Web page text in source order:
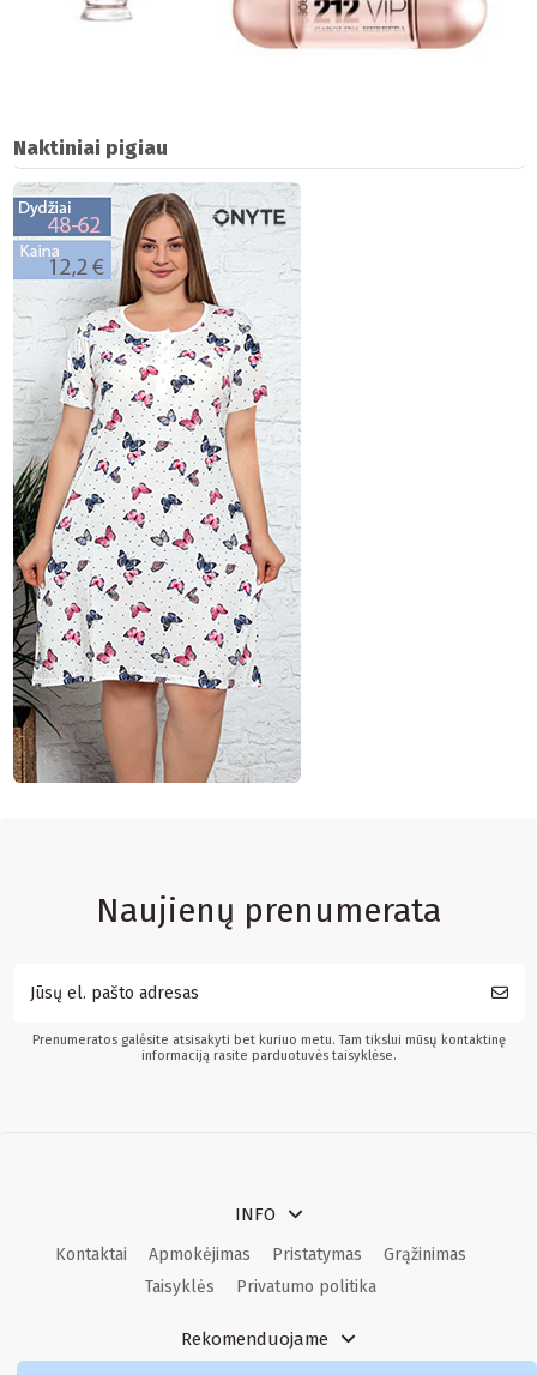
Naktiniai pigiau
Naujienų prenumerata
Prenumeratos galėsite atsisakyti bet kuriuo metu. Tam tikslui mūsų kontaktinę
informaciją rasite parduotuvės taisyklėse.
INFO
Kontaktai Apmokėjimas Pristatymas
Grąžinimas
Taisyklės
Privatumo politika
Rekomenduojame